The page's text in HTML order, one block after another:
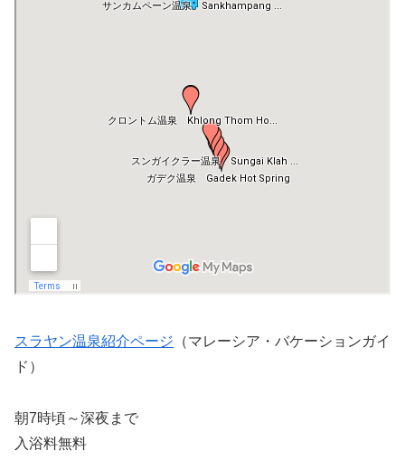
スラヤン温泉紹介ページ （マレーシア・バケーションガイ
ド）
朝7時頃～深夜まで
入浴料無料